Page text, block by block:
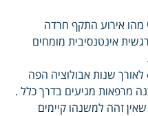
מהו אירוע התקף חרדה
אינטנסיבית מומחים
במלוא העוצמה הנקראת or Flight לאורך שנות אבולוציה הפה
מרפאות מגיעים בדרך כלל .
זהה למשנהו קיימים